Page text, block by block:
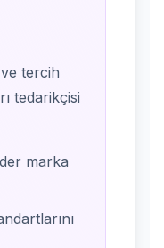
tercih
tedarikçisi
marka